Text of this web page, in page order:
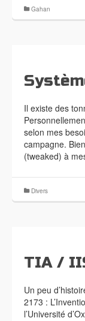
Gahan
Il existe des
selon mes
campagne.
(tweaked) à
Divers
TIA /
Un peu
2173 :
l’Université